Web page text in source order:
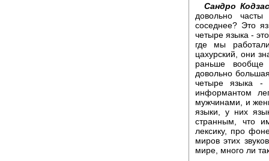
Сандро
довольно
соседнее? Это
четыре языка -
где мы
цахурский, они
раньше вообще
довольно
четыре языка -
информантом
мужчинами, и
языки, у них
странным, что
лексику, про
миров этих
мире, много ли